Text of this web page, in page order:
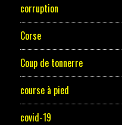
corruption
Corse
Coup de tonnerre
course à pied
covid-19